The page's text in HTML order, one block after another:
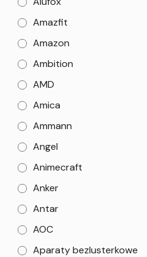
Amazfit
Amazon
Ambition
AMD
Amica
Ammann
Angel
Animecraft
Anker
Antar
AOC
Aparaty bezlusterkowe